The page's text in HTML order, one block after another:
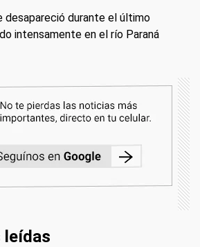
desapareció durante el último
intensamente en el río Paraná
leídas